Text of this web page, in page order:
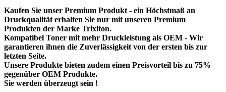
Kaufen Sie unser Premium Produkt - ein Höchstmaß an
Druckqualität erhalten Sie nur mit unseren Premium
Produkten der Marke Trixiton.
Kompatibel Toner mit mehr Druckleistung als OEM - Wir
garantieren ihnen die Zuverlässigkeit von der ersten bis zur
letzten Seite.
Unsere Produkte bieten zudem einen Preisvorteil bis zu 75%
gegenüber OEM Produkte.
Sie werden überzeugt sein !